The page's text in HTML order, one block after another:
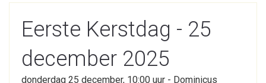
Eerste Kerstdag - 25
december 2025
donderdag 25 december, 10:00 uur - Dominicus